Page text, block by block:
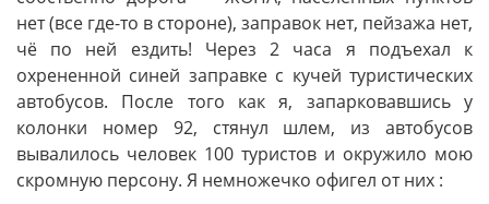
нет (все где-то в стороне), заправок нет, пейзажа нет,
чё по ней ездить! Через 2 часа я подъехал к
охрененной синей заправке с кучей туристических
автобусов. После того как я, запарковавшись у
колонки номер 92, стянул шлем, из автобусов
вывалилось человек 100 туристов и окружило мою
скромную персону. Я немножечко офигел от них :